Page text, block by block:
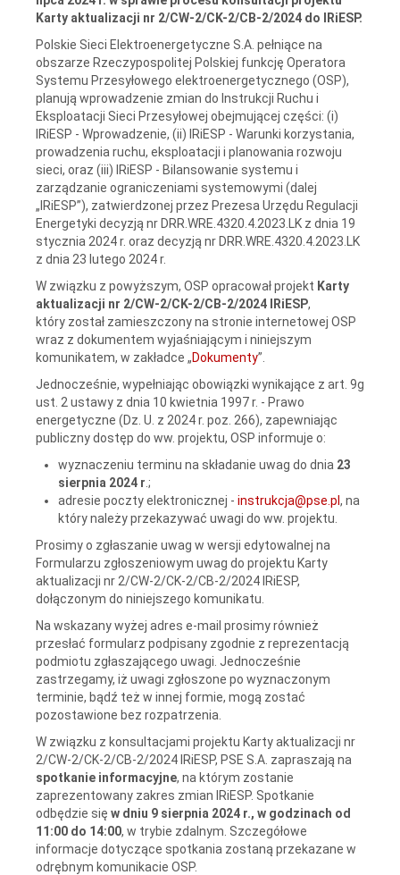
Karty aktualizacji nr 2/CW-2/CK-2/CB-2/2024 do IRiESP.
Polskie Sieci Elektroenergetyczne S.A. pełniące na
obszarze Rzeczypospolitej Polskiej funkcję Operatora
Systemu Przesyłowego elektroenergetycznego (OSP),
planują wprowadzenie zmian do Instrukcji Ruchu i
Eksploatacji Sieci Przesyłowej obejmującej części: (i)
IRiESP - Wprowadzenie, (ii) IRiESP - Warunki korzystania,
prowadzenia ruchu, eksploatacji i planowania rozwoju
sieci, oraz (iii) IRiESP - Bilansowanie systemu i
zarządzanie ograniczeniami systemowymi (dalej
„IRiESP”), zatwierdzonej przez Prezesa Urzędu Regulacji
Energetyki decyzją nr DRR.WRE.4320.4.2023.LK z dnia 19
stycznia 2024 r. oraz decyzją nr DRR.WRE.4320.4.2023.LK
z dnia 23 lutego 2024 r.
W związku z powyższym, OSP opracował projekt Karty
aktualizacji nr 2/CW-2/CK-2/CB-2/2024 IRiESP,
który został zamieszczony na stronie internetowej OSP
wraz z dokumentem wyjaśniającym i niniejszym
komunikatem, w zakładce „Dokumenty”.
Jednocześnie, wypełniając obowiązki wynikające z art. 9g
ust. 2 ustawy z dnia 10 kwietnia 1997 r. - Prawo
energetyczne (Dz. U. z 2024 r. poz. 266), zapewniając
publiczny dostęp do ww. projektu, OSP informuje o:
wyznaczeniu terminu na składanie uwag do dnia 23
sierpnia 2024 r .;
adresie poczty elektronicznej - instrukcja@pse.pl , na
który należy przekazywać uwagi do ww. projektu.
Prosimy o zgłaszanie uwag w wersji edytowalnej na
Formularzu zgłoszeniowym uwag do projektu Karty
aktualizacji nr 2/CW-2/CK-2/CB-2/2024 IRiESP,
dołączonym do niniejszego komunikatu.
Na wskazany wyżej adres e-mail prosimy również
przesłać formularz podpisany zgodnie z reprezentacją
podmiotu zgłaszającego uwagi. Jednocześnie
zastrzegamy, iż uwagi zgłoszone po wyznaczonym
terminie, bądź też w innej formie, mogą zostać
pozostawione bez rozpatrzenia.
W związku z konsultacjami projektu Karty aktualizacji nr
2/CW-2/CK-2/CB-2/2024 IRiESP, PSE S.A. zapraszają na
spotkanie informacyjne, na którym zostanie
zaprezentowany zakres zmian IRiESP. Spotkanie
odbędzie się w dniu 9 sierpnia 2024 r., w godzinach od
11:00 do 14:00, w trybie zdalnym. Szczegółowe
informacje dotyczące spotkania zostaną przekazane w
odrębnym komunikacie OSP.